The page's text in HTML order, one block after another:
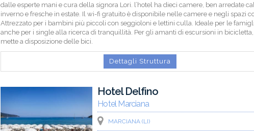
dalle esperte mani e cura della signora Lori. l’hotel ha dieci camere, ben arredate
inverno e fresche in estate. Il wi-fi gratuito è disponibile nelle camere e negli spazi
Attrezzato per i bambini più piccoli con seggioloni e lettini culla. Ideale per le
anche per i single alla ricerca di tranquillità. Per gli amanti di escursioni in bicicletta,
mette a disposizione delle bici.
Dettagli Struttura
Hotel Delfino
Hotel Marciana
MARCIANA (LI)